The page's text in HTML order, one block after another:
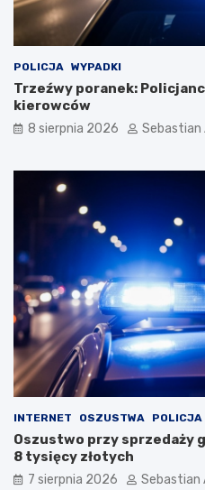
POLICJA WYPADKI
Trzeźwy poranek:
kierowców
8 sierpnia 2026 Sebastian
INTERNET OSZUSTWA POLICJA
Oszustwo przy sprzedaży
8 tysięcy złotych
7 sierpnia 2026 Sebastian